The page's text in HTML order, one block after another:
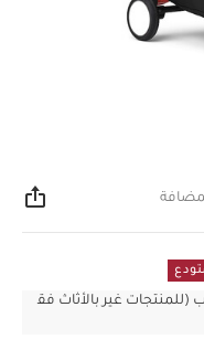
للطلبات التي تزيد عن 31 د.ب (للمنتجات غير بالأثاث فق